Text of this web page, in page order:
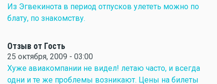
Из Эгвекинота в период отпусков улететь можно по
блату, по знакомству.
Отзыв от Гость
25 октября, 2009 - 03:00
Хуже авиакомпании не видел! летаю часто, и всегда
одни и те же проблемы возникают. Цены на билеты